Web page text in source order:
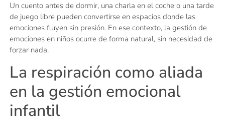
Un cuento antes de dormir, una charla en el coche o una tarde
de juego libre pueden convertirse en espacios donde las
emociones fluyen sin presión. En ese contexto, la gestión de
emociones en niños ocurre de forma natural, sin necesidad de
forzar nada.
La respiración como aliada
en la gestión emocional
infantil